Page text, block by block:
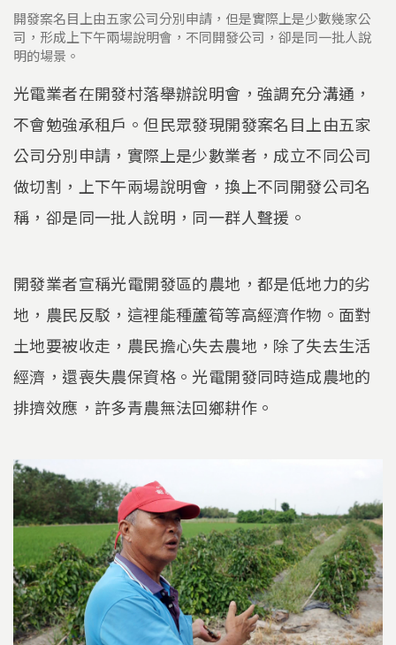
開發案名目上由五家公司分別申請，但是實際上是少數幾家公
司，形成上下午兩場說明會，不同開發公司，卻是同一批人說
明的場景。
光電業者在開發村落舉辦說明會，強調充分溝通，
不會勉強承租戶。但民眾發現開發案名目上由五家
公司分別申請，實際上是少數業者，成立不同公司
做切割，上下午兩場說明會，換上不同開發公司名
稱，卻是同一批人說明，同一群人聲援。
開發業者宣稱光電開發區的農地，都是低地力的劣
地，農民反駁，這裡能種蘆筍等高經濟作物。面對
土地要被收走，農民擔心失去農地，除了失去生活
經濟，還喪失農保資格。光電開發同時造成農地的
排擠效應，許多青農無法回鄉耕作。